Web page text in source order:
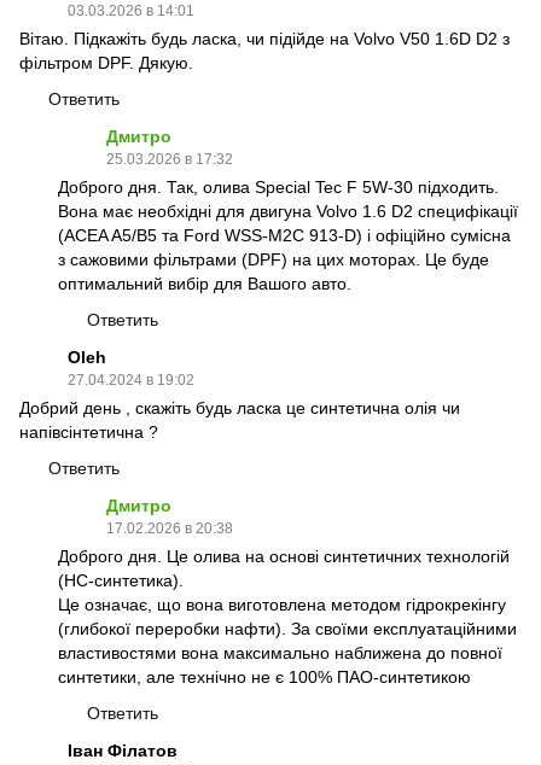
03.03.2026 в 14:01
Вітаю. Підкажіть будь ласка, чи підійде на Volvo V50 1.6D D2 з
фільтром DPF. Дякую.
Ответить
Дмитро
25.03.2026 в 17:32
Доброго дня. Так, олива Special Tec F 5W-30 підходить.
Вона має необхідні для двигуна Volvo 1.6 D2 специфікації
(ACEA A5/B5 та Ford WSS-M2C 913-D) і офіційно сумісна
з сажовими фільтрами (DPF) на цих моторах. Це буде
оптимальний вибір для Вашого авто.
Ответить
Oleh
27.04.2024 в 19:02
Добрий день , скажіть будь ласка це синтетична олія чи
напівсінтетична ?
Ответить
Дмитро
17.02.2026 в 20:38
Доброго дня. Це олива на основі синтетичних технологій
(HC-синтетика).
Це означає, що вона виготовлена методом гідрокрекінгу
(глибокої переробки нафти). За своїми експлуатаційними
властивостями вона максимально наближена до повної
синтетики, але технічно не є 100% ПАО-синтетикою
Ответить
Іван Філатов